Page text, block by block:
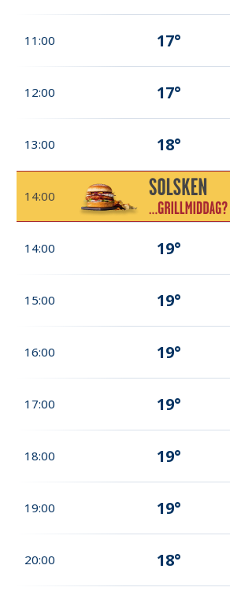
11:00 17°
12:00 17°
13:00 18°
14:00
14:00 19°
15:00 19°
16:00 19°
17:00 19°
18:00 19°
19:00 19°
20:00 18°